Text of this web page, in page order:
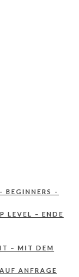
BEGINNERS –
LEVEL – ENDE
– MIT DEM
ANFRAGE